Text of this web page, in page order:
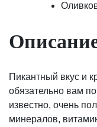
Пикантный вкус и
обязательно вам
известно, очень
минералов,